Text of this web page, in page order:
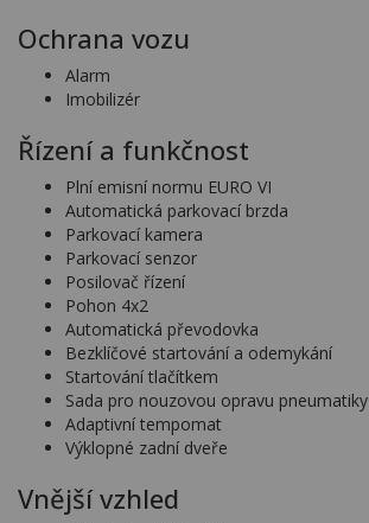
Ochrana vozu
Alarm
Imobilizér
Řízení a funkčnost
Plní emisní normu EURO VI
Automatická parkovací brzda
Parkovací kamera
Parkovací senzor
Posilovač řízení
Pohon 4x2
Automatická převodovka
Bezklíčové startování a odemykání
Startování tlačítkem
Sada pro nouzovou opravu pneumatiky
Adaptivní tempomat
Výklopné zadní dveře
Vnější vzhled